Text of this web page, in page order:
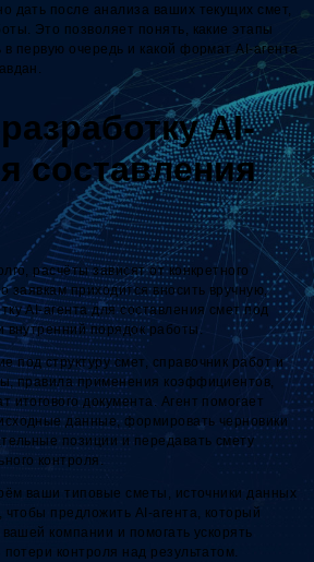
дать после анализа ваших текущих смет,
Это позволяет понять, какие этапы
в первую очередь и какой формат AI-агента
AI-
составления
расчёты зависят от конкретного
заявкам приходится вносить вручную,
AI-агента для составления смет под
внутренний порядок работы.
под структуру смет, справочник работ и
правила применения коэффициентов,
итогового документа. Агент помогает
данные, формировать черновики
позиции и передавать смету
контроля.
ваши типовые сметы, источники данных
чтобы предложить AI-агента, который
вашей компании и помогать ускорять
потери контроля над результатом.